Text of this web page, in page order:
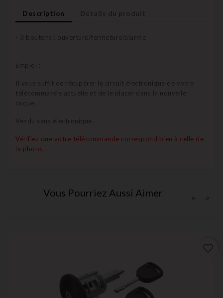
Description
- 3 boutons : ouverture/fermeture/alarme
Emploi :
Il vous suffit de récupérer le circuit électronique de votre
télécommande actuelle et de le placer dans la nouvelle
coque.
Vendu sans électronique.
Vérifiez que votre télécommande correspond bien à celle de
la photo.
Vous Pourriez Aussi Aimer